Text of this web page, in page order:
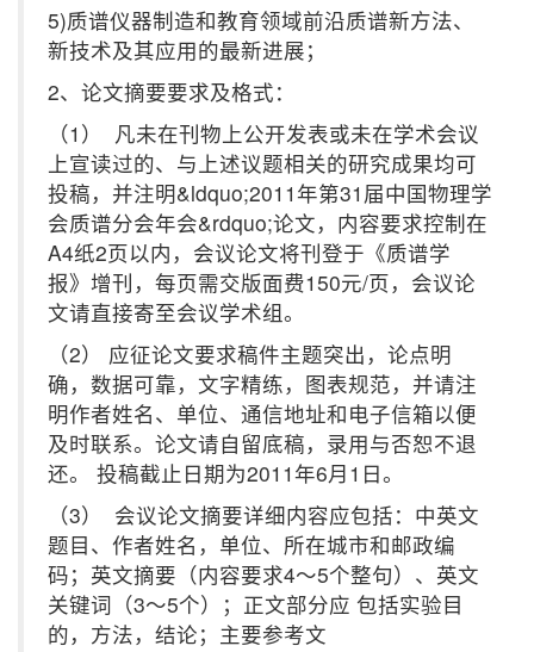
5)质谱仪器制造和教育领域前沿质谱新方法、
新技术及其应用的最新进展；
2、论文摘要要求及格式：
（1） 凡未在刊物上公开发表或未在学术会议
上宣读过的、与上述议题相关的研究成果均可
投稿，并注明&ldquo;2011年第31届中国物理学
会质谱分会年会&rdquo;论文，内容要求控制在
A4纸2页以内，会议论文将刊登于《质谱学
报》增刊，每页需交版面费150元/页，会议论
文请直接寄至会议学术组。
（2） 应征论文要求稿件主题突出，论点明
确，数据可靠，文字精练，图表规范，并请注
明作者姓名、单位、通信地址和电子信箱以便
及时联系。论文请自留底稿，录用与否恕不退
还。 投稿截止日期为2011年6月1日。
（3） 会议论文摘要详细内容应包括：中英文
题目、作者姓名，单位、所在城市和邮政编
码；英文摘要（内容要求4～5个整句）、英文
关键词（3～5个）；正文部分应 包括实验目
的，方法，结论；主要参考文